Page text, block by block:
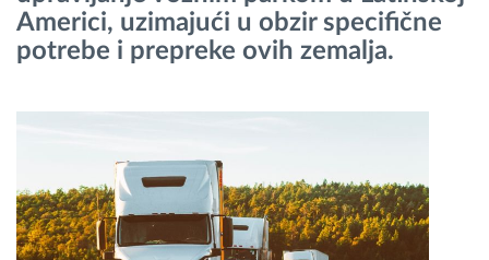
Planiranje i nadgledanje rute
Automatska identifikacija vozača
Otkrijte sve funkcije
Americi, uzimajući u obzir specifične
potrebe i prepreke ovih zemalja.